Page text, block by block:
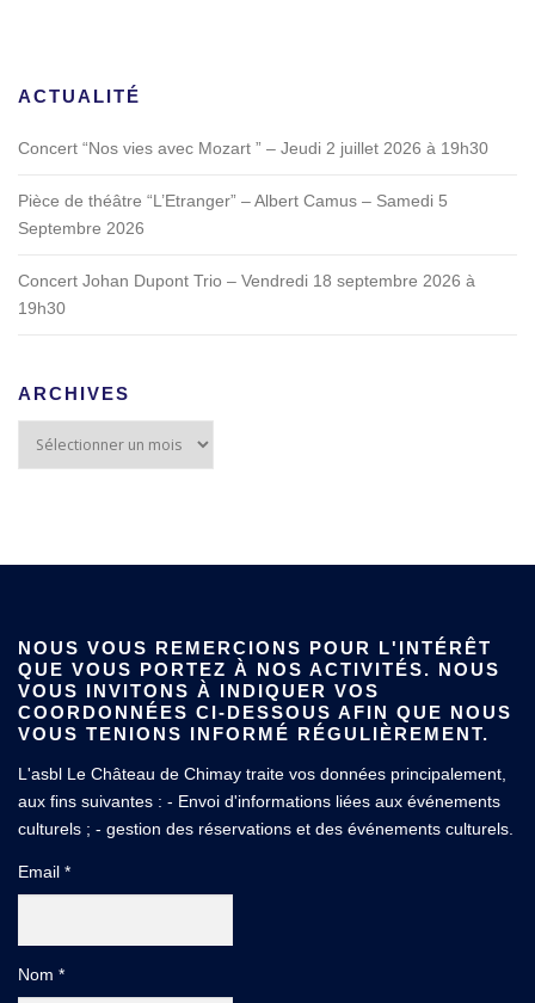
ACTUALITÉ
Concert “Nos vies avec Mozart ” – Jeudi 2 juillet 2026 à 19h30
Pièce de théâtre “L’Etranger” – Albert Camus – Samedi 5
Septembre 2026
Concert Johan Dupont Trio – Vendredi 18 septembre 2026 à
19h30
ARCHIVES
NOUS VOUS REMERCIONS POUR L'INTÉRÊT
QUE VOUS PORTEZ À NOS ACTIVITÉS. NOUS
VOUS INVITONS À INDIQUER VOS
COORDONNÉES CI-DESSOUS AFIN QUE NOUS
VOUS TENIONS INFORMÉ RÉGULIÈREMENT.
L'asbl Le Château de Chimay traite vos données principalement,
aux fins suivantes : - Envoi d'informations liées aux événements
culturels ; - gestion des réservations et des événements culturels.
Email *
Nom *